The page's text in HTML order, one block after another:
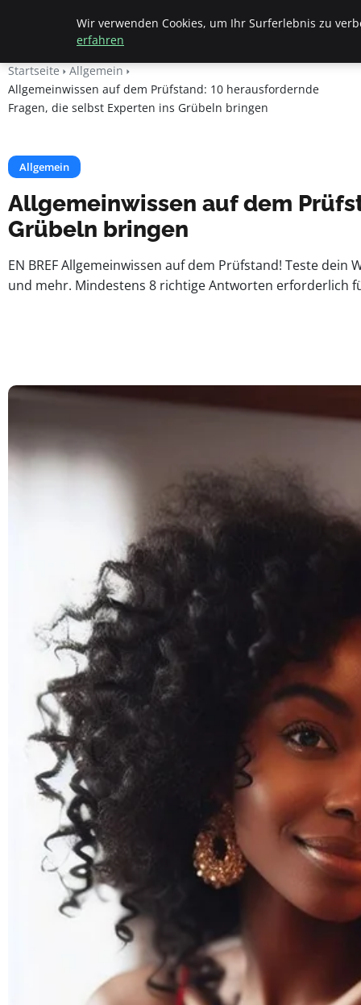
Beyond Surface
Startseite
Allgemein
Allgemeinwissen auf dem Prüfstand: 10 herausfordernde
Fragen, die selbst Experten ins Grübeln bringen
Allgemein
Allgemeinwissen auf dem
Grübeln bringen
EN BREF Allgemeinwissen auf dem Prüfstand! Teste
und mehr. Mindestens 8 richtige Antworten erforderlich
Wir verwenden Cookies, um Ihr Surferlebnis zu
erfahren